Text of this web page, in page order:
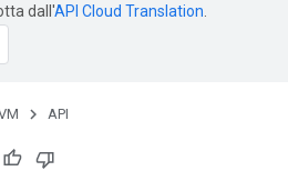
dall'API Cloud Translation
API